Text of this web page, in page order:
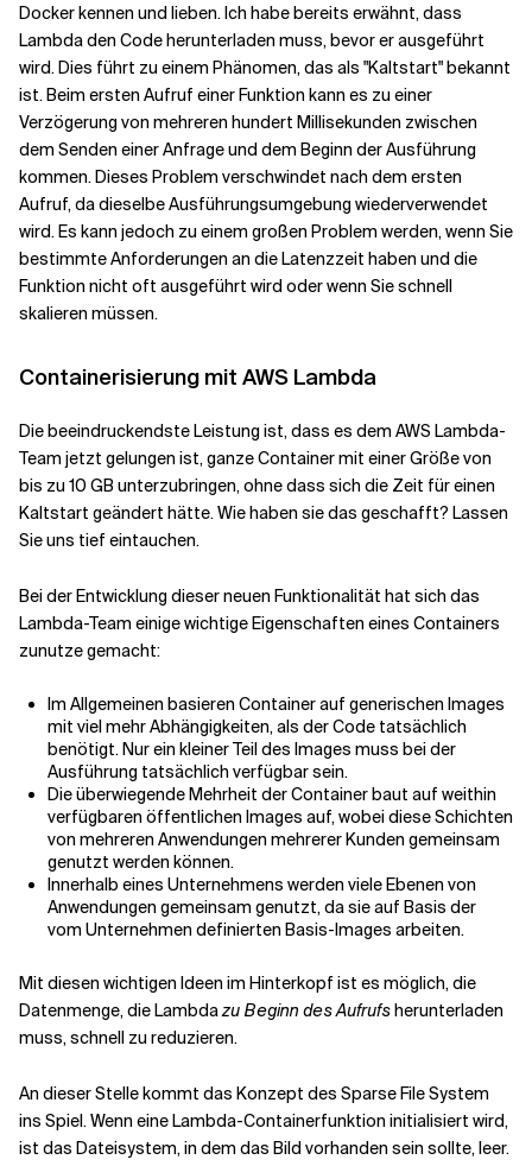
Docker kennen und lieben. Ich habe bereits erwähnt, dass
Lambda den Code herunterladen muss, bevor er ausgeführt
wird. Dies führt zu einem Phänomen, das als "Kaltstart" bekannt
ist. Beim ersten Aufruf einer Funktion kann es zu einer
Verzögerung von mehreren hundert Millisekunden zwischen
dem Senden einer Anfrage und dem Beginn der Ausführung
kommen. Dieses Problem verschwindet nach dem ersten
Aufruf, da dieselbe Ausführungsumgebung wiederverwendet
wird. Es kann jedoch zu einem großen Problem werden, wenn Sie
bestimmte Anforderungen an die Latenzzeit haben und die
Funktion nicht oft ausgeführt wird oder wenn Sie schnell
skalieren müssen.
Containerisierung mit AWS Lambda
Die beeindruckendste Leistung ist, dass es dem AWS Lambda-
Team jetzt gelungen ist, ganze Container mit einer Größe von
bis zu 10 GB unterzubringen, ohne dass sich die Zeit für einen
Kaltstart geändert hätte. Wie haben sie das geschafft? Lassen
Sie uns tief eintauchen.
Bei der Entwicklung dieser neuen Funktionalität hat sich das
Lambda-Team einige wichtige Eigenschaften eines Containers
zunutze gemacht:
Im Allgemeinen basieren Container auf generischen Images
mit viel mehr Abhängigkeiten, als der Code tatsächlich
benötigt. Nur ein kleiner Teil des Images muss bei der
Ausführung tatsächlich verfügbar sein.
Die überwiegende Mehrheit der Container baut auf weithin
verfügbaren öffentlichen Images auf, wobei diese Schichten
von mehreren Anwendungen mehrerer Kunden gemeinsam
genutzt werden können.
Innerhalb eines Unternehmens werden viele Ebenen von
Anwendungen gemeinsam genutzt, da sie auf Basis der
vom Unternehmen definierten Basis-Images arbeiten.
Mit diesen wichtigen Ideen im Hinterkopf ist es möglich, die
Datenmenge, die Lambdazu Beginn des Aufrufsherunterladen
muss, schnell zu reduzieren.
An dieser Stelle kommt das Konzept des Sparse File System
ins Spiel. Wenn eine Lambda-Containerfunktion initialisiert wird,
ist das Dateisystem, in dem das Bild vorhanden sein sollte, leer.